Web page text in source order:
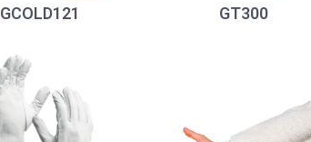
GCOLD121 GT300